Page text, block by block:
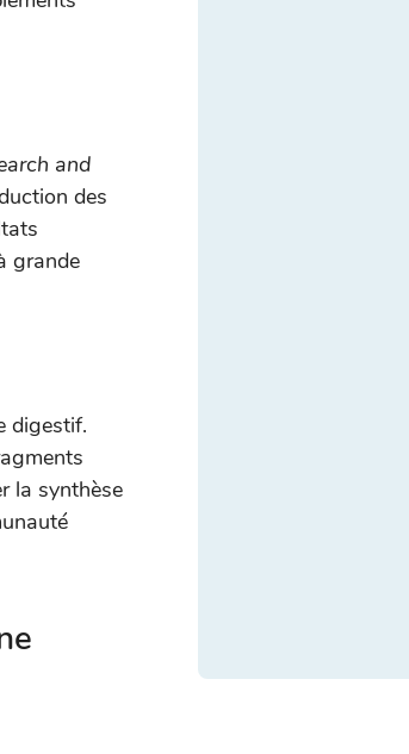
and
des
grande
digestif.
la synthèse